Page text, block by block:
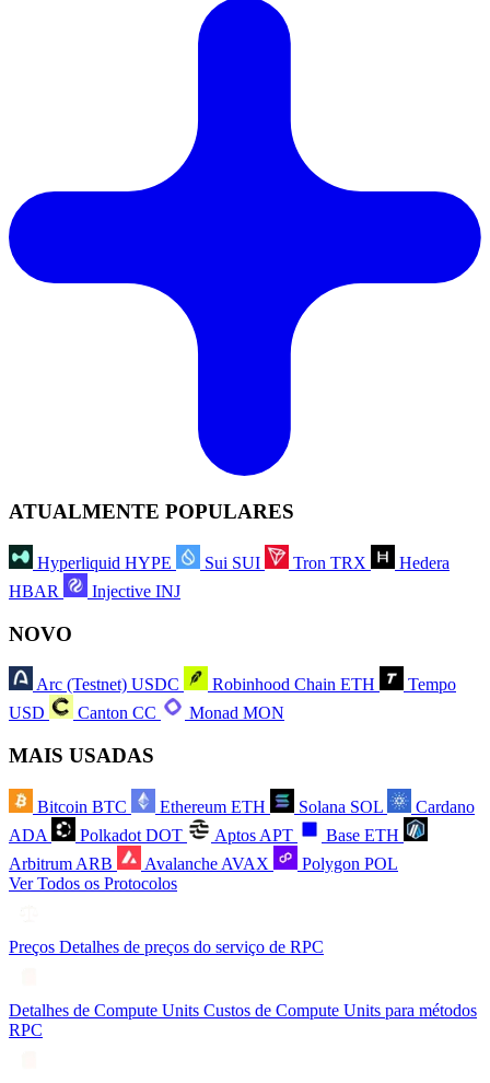
ATUALMENTE POPULARES
Hyperliquid HYPE Sui SUI Tron TRX
Hedera
HBAR
Injective INJ
NOVO
Arc (Testnet) USDC Robinhood Chain ETH
Tempo
USD
Canton CC Monad MON
MAIS USADAS
Bitcoin BTC Ethereum ETH Solana SOL
Cardano
ADA
Polkadot DOT Aptos APT Base ETH
Arbitrum ARB Avalanche AVAX Polygon POL
Ver Todos os Protocolos
Preços Detalhes de preços do serviço de RPC
Detalhes de Compute Units Custos de Compute Units para métodos
RPC